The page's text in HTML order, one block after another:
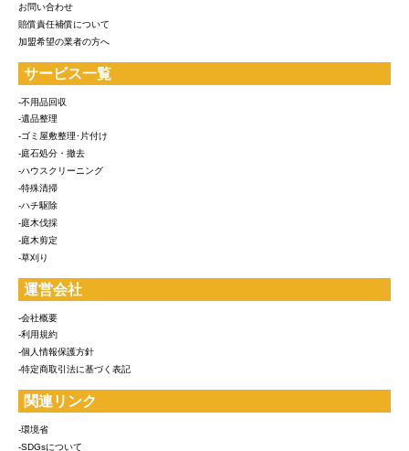
お問い合わせ
賠償責任補償について
加盟希望の業者の方へ
サービス一覧
-不用品回収
-遺品整理
-ゴミ屋敷整理･片付け
-庭石処分・撤去
-ハウスクリーニング
-特殊清掃
-ハチ駆除
-庭木伐採
-庭木剪定
-草刈り
運営会社
-会社概要
-利用規約
-個人情報保護方針
-特定商取引法に基づく表記
関連リンク
-環境省
-SDGsについて